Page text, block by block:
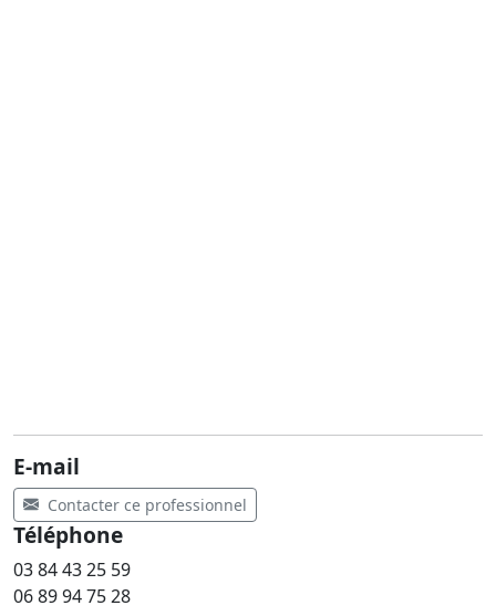
E-mail
Contacter ce professionnel
Téléphone
03 84 43 25 59
06 89 94 75 28